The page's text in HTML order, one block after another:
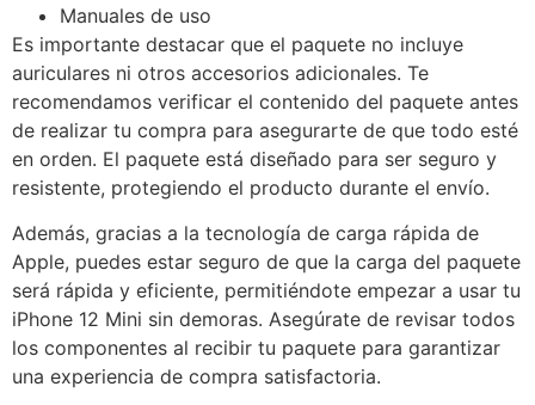
Manuales de uso
Es importante destacar que el paquete no incluye
auriculares ni otros accesorios adicionales. Te
recomendamos verificar el contenido del paquete antes
de realizar tu compra para asegurarte de que todo esté
en orden. El paquete está diseñado para ser seguro y
resistente, protegiendo el producto durante el envío.
Además, gracias a la tecnología de carga rápida de
Apple, puedes estar seguro de que la carga del paquete
será rápida y eficiente, permitiéndote empezar a usar tu
iPhone 12 Mini sin demoras. Asegúrate de revisar todos
los componentes al recibir tu paquete para garantizar
una experiencia de compra satisfactoria.